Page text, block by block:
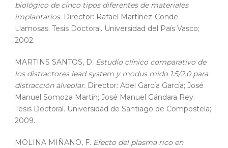
biológico de cinco tipos diferentes de materiales
implantarios. Director: Rafael Martínez-Conde
Llamosas. Tesis Doctoral. Universidad del País Vasco;
2002.
MARTINS SANTOS, D. Estudio clínico comparativo de
los distractores lead system y modus mido 1.5/2.0 para
distracción alveolar. Director: Abel García García; José
Manuel Somoza Martín; José Manuel Gándara Rey.
Tesis Doctoral. Universidad de Santiago de Compostela;
2009.
MOLINA MIÑANO, F. Efecto del plasma rico en